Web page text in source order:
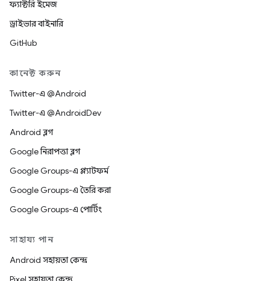
ফ্যাক্টরি ইমেজ
ড্রাইভার বাইনারি
GitHub
কানেক্ট করুন
Twitter-এ @Android
Twitter-এ @AndroidDev
Android ব্লগ
Google নিরাপত্তা ব্লগ
Google Groups-এ প্ল্যাটফর্ম
Google Groups-এ তৈরি করা
Google Groups-এ পোর্টিং
সাহায্য পান
Android সহায়তা কেন্দ্র